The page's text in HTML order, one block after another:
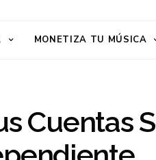
MONETIZA TU MÚSICA
Cuentas